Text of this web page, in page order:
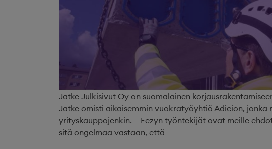
Jatke Julkisivut Oy on suomalainen
Jatke omisti aikaisemmin vuokratyöyhtiö Adicion,
yrityskauppojenkin. – Eezyn työntekijät ovat meille
sitä ongelmaa vastaan, että